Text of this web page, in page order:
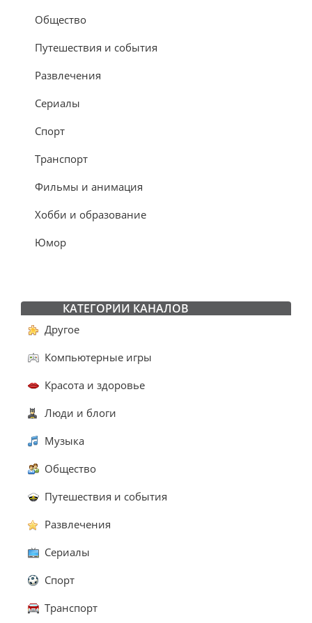
Общество
Путешествия и события
Развлечения
Сериалы
Спорт
Транспорт
Фильмы и анимация
Хобби и образование
Юмор
КАТЕГОРИИ КАНАЛОВ
Другое
Компьютерные игры
Красота и здоровье
Люди и блоги
Музыка
Общество
Путешествия и события
Развлечения
Сериалы
Спорт
Транспорт